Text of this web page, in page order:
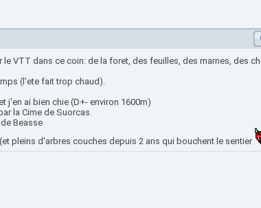
le VTT dans ce coin: de la foret, des feuilles, des marnes, des
(l'ete fait trop chaud).
j'en ai bien chie (D+- environ 1600m)
la Cime de Suorcas.
Beasse
pleins d'arbres couches depuis 2 ans qui bouchent le sentier